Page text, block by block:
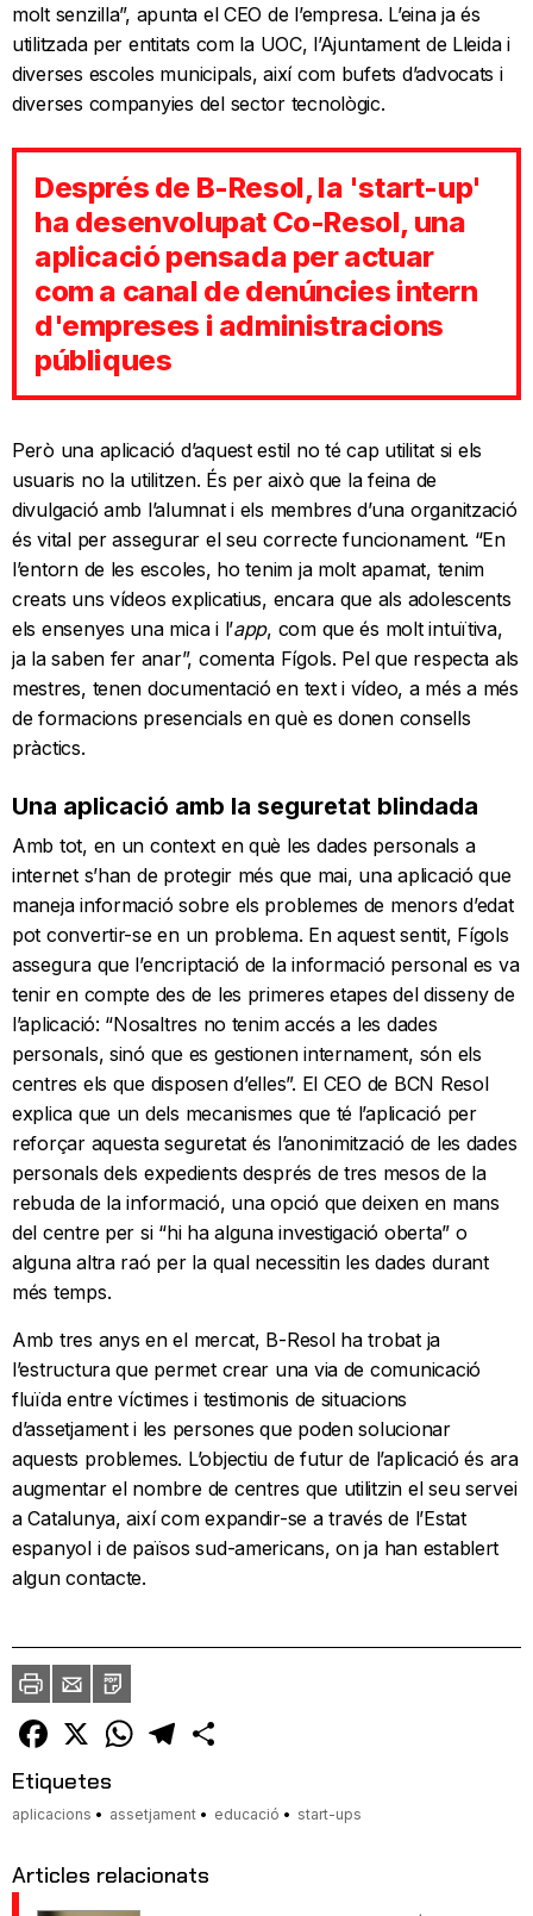
molt senzilla”, apunta el CEO de l’empresa. L’eina ja és
utilitzada per entitats com la UOC, l’Ajuntament de Lleida i
diverses escoles municipals, així com bufets d’advocats i
diverses companyies del sector tecnològic.
Després de B-Resol, la 'start-up'
ha desenvolupat Co-Resol, una
aplicació pensada per actuar
com a canal de denúncies intern
d'empreses i administracions
públiques
Però una aplicació d’aquest estil no té cap utilitat si els
usuaris no la utilitzen. És per això que la feina de
divulgació amb l’alumnat i els membres d’una organització
és vital per assegurar el seu correcte funcionament. “En
l’entorn de les escoles, ho tenim ja molt apamat, tenim
creats uns vídeos explicatius, encara que als adolescents
els ensenyes una mica i l’app, com que és molt intuïtiva,
ja la saben fer anar”, comenta Fígols. Pel que respecta als
mestres, tenen documentació en text i vídeo, a més a més
de formacions presencials en què es donen consells
pràctics.
Una aplicació amb la seguretat blindada
Amb tot, en un context en què les dades personals a
internet s’han de protegir més que mai, una aplicació que
maneja informació sobre els problemes de menors d’edat
pot convertir-se en un problema. En aquest sentit, Fígols
assegura que l’encriptació de la informació personal es va
tenir en compte des de les primeres etapes del disseny de
l’aplicació: “Nosaltres no tenim accés a les dades
personals, sinó que es gestionen internament, són els
centres els que disposen d’elles”. El CEO de BCN Resol
explica que un dels mecanismes que té l’aplicació per
reforçar aquesta seguretat és l’anonimització de les dades
personals dels expedients després de tres mesos de la
rebuda de la informació, una opció que deixen en mans
del centre per si “hi ha alguna investigació oberta” o
alguna altra raó per la qual necessitin les dades durant
més temps.
Amb tres anys en el mercat, B-Resol ha trobat ja
l’estructura que permet crear una via de comunicació
fluïda entre víctimes i testimonis de situacions
d’assetjament i les persones que poden solucionar
aquests problemes. L’objectiu de futur de l’aplicació és ara
augmentar el nombre de centres que utilitzin el seu servei
a Catalunya, així com expandir-se a través de l’Estat
espanyol i de països sud-americans, on ja han establert
algun contacte.
ImprimirEnvia
un
amic
PDF
Facebook
X WhatsAppTelegram
Etiquetes
aplicacions assetjament educació start-ups
Articles relacionats